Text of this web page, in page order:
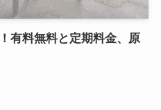
有料無料と定期料金、原